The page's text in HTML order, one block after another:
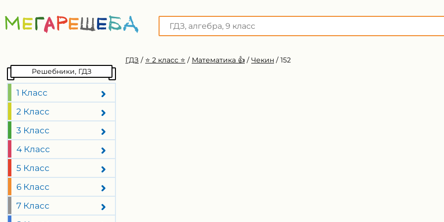
Решебники, ГДЗ
1 Класс
2 Класс
3 Класс
4 Класс
5 Класс
6 Класс
7 Класс
ГДЗ / ⭐️ 2 класс ⭐️ / Математика 👍 / Чекин / 152